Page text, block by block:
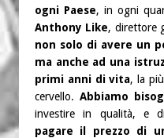
ogni Paese, in ogni
Anthony Like, direttore
non solo di avere un
ma anche ad una
primi anni di vita, la
cervello. Abbiamo
investire in qualità, e
pagare il prezzo di